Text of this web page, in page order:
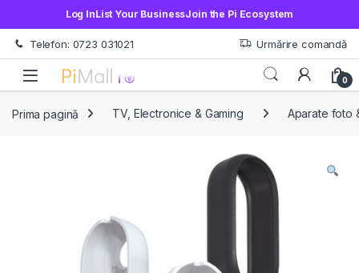
Log InList Your BusinessJoin the Pi Ecosystem
Treci la navigare
Sări la conținut
Telefon: 0723 031021 Urmărire comandă
Open 0
Prima pagină TV, Electronice & Gaming Aparate foto